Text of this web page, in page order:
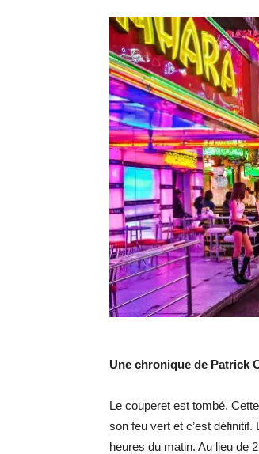
Une chronique de Patrick
Le couperet est tombé.
son feu vert et c’est
heures du matin. Au lieu de